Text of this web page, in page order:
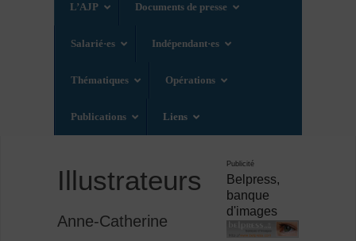
L’AJP Documents de presse
Salarié·es Indépendant·es
Thématiques Opérations
Publications Liens
Illustrateurs
Anne-Catherine
Publicité
Belpress,
banque
d'images